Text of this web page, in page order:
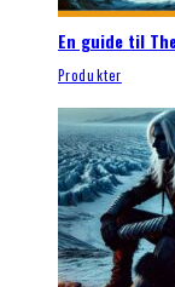
En guide til
Produkter